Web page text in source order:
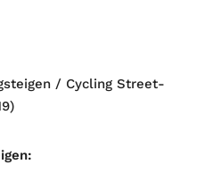
/ Cycling Street-